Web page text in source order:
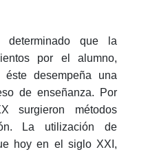
determinado que la
por el alumno,
éste desempeña una
de enseñanza. Por
métodos
La utilización de
hoy en el siglo XXI,